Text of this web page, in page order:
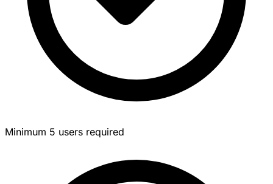
Minimum 5 users required